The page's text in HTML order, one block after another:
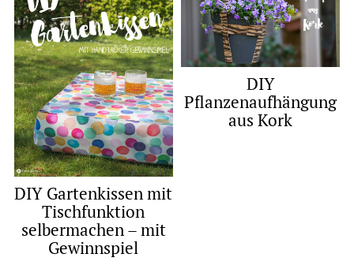
DIY Gartenkissen mit
Tischfunktion
selbermachen – mit
Gewinnspiel
DIY
Pflanzenaufhängung
aus Kork